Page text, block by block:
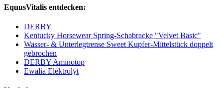
EquusVitalis entdecken:
DERBY
Kentucky Horsewear Spring-Schabracke "Velvet Basic"
Wasser- & Unterlegtrense Sweet Kupfer-Mittelstück doppelt
gebrochen
DERBY Aminotop
Ewalia Elektrolyt